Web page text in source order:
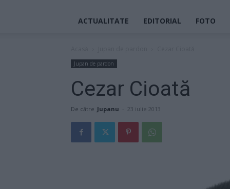
ACTUALITATE EDITORIAL FOTO
Jupan de pardon
Cezar Cioată
De către Jupanu - 23 iulie 2013